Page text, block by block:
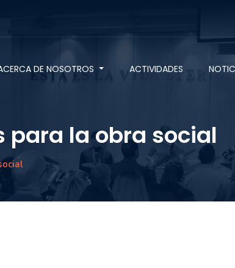
DE NOSOTROS ACTIVIDADES
para la obra social